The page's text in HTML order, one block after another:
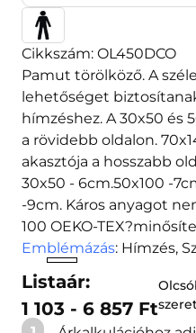
Cikkszám: OL450DCO
Pamut törölköző. A
lehetőséget
hímzéshez. A 30x50 és
a rövidebb oldalon.
akasztója a hosszabb
30x50 - 6cm.50x100 -
-9cm. Káros anyagot
100 OEKO-
Emblémázás: Hímzés,
Listaár:
1 103 - 6 857 Ft